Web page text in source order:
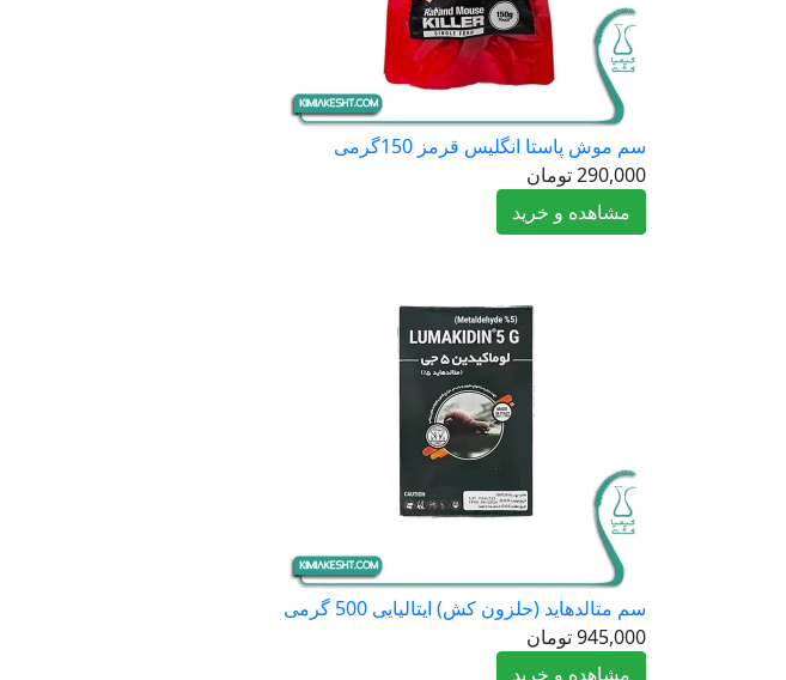
سم موش پاستا انگلیس قرمز 150گرمی
290,000تومان
مشاهده و خرید
سم متالدهاید (حلزون کش) ایتالیایی 500 گرمی
945,000تومان
مشاهده و خرید